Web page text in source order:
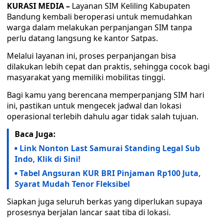
KURASI MEDIA – Layanan SIM Keliling Kabupaten
Bandung kembali beroperasi untuk memudahkan
warga dalam melakukan perpanjangan SIM tanpa
perlu datang langsung ke kantor Satpas.
Melalui layanan ini, proses perpanjangan bisa
dilakukan lebih cepat dan praktis, sehingga cocok bagi
masyarakat yang memiliki mobilitas tinggi.
Bagi kamu yang berencana memperpanjang SIM hari
ini, pastikan untuk mengecek jadwal dan lokasi
operasional terlebih dahulu agar tidak salah tujuan.
Baca Juga:
Link Nonton Last Samurai Standing Legal Sub
Indo, Klik di Sini!
Tabel Angsuran KUR BRI Pinjaman Rp100 Juta,
Syarat Mudah Tenor Fleksibel
Siapkan juga seluruh berkas yang diperlukan supaya
prosesnya berjalan lancar saat tiba di lokasi.